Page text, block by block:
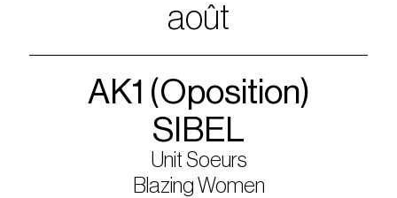
août
AK1 (Oposition)
SIBEL
Unit Soeurs
Blazing Women